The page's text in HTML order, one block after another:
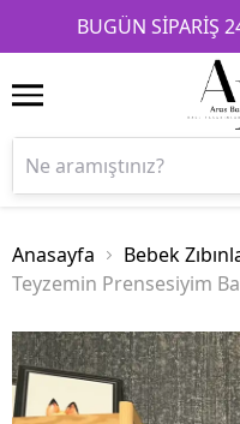
BUGÜN SİPARİŞ
Anasayfa Bebek
Teyzemin Prensesiyim